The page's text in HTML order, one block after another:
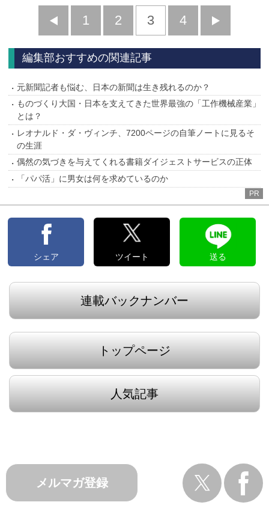
前
へ
1 2 3 4
へ
編集部おすすめの関連記事
元新聞記者も悩む、日本の新聞は生き残れるのか？
ものづくり大国・日本を支えてきた世界最強の「工作機械産業」
とは？
レオナルド・ダ・ヴィンチ、7200ページの自筆ノートに見るそ
の生涯
偶然の気づきを与えてくれる書籍ダイジェストサービスの正体
「パパ活」に男女は何を求めているのか
PR
シェア ツイート 送る
連載バックナンバー
トップページ
人気記事
メルマガ登録